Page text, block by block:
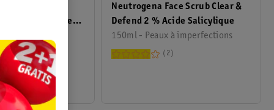
0,5 % Acide
Neutrogena Face Scrub Clear &
Defend 2 % Acide Salicylique
150ml - Peaux à imperfections
2